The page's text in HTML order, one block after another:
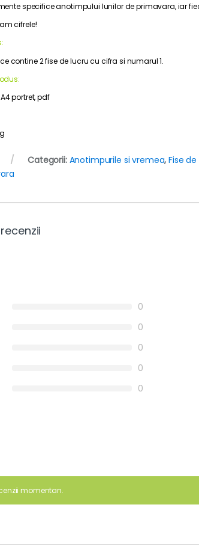
specifice anotimpului lunilor de primavara, iar
cifrele!
contine 2 fise de lucru cu cifra si numarul 1.
portret, pdf
Categorii: Anotimpurile si vremea,Fise
0
0
0
0
0
momentan.